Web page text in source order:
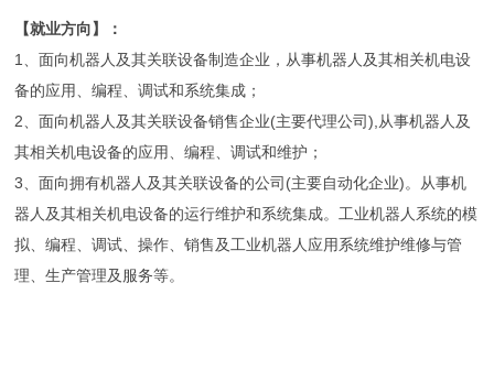
【就业方向】：
1、面向机器人及其关联设备制造企业，从事机器人及其相关机电设
备的应用、编程、调试和系统集成；
2、面向机器人及其关联设备销售企业(主要代理公司),从事机器人及
其相关机电设备的应用、编程、调试和维护；
3、面向拥有机器人及其关联设备的公司(主要自动化企业)。从事机
器人及其相关机电设备的运行维护和系统集成。工业机器人系统的模
拟、编程、调试、操作、销售及工业机器人应用系统维护维修与管
理、生产管理及服务等。